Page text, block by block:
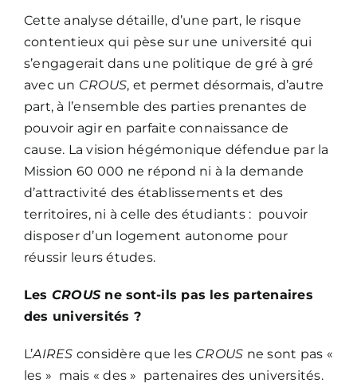
Cette analyse détaille, d’une part, le risque
contentieux qui pèse sur une université qui
s’engagerait dans une politique de gré à gré
avec un CROUS, et permet désormais, d’autre
part, à l’ensemble des parties prenantes de
pouvoir agir en parfaite connaissance de
cause. La vision hégémonique défendue par la
Mission 60 000 ne répond ni à la demande
d’attractivité des établissements et des
territoires, ni à celle des étudiants : pouvoir
disposer d’un logement autonome pour
réussir leurs études.
Les CROUSne sont-ils pas les partenaires
des universités ?
L’AIRES considère que les CROUS ne sont pas «
les » mais « des » partenaires des universités.